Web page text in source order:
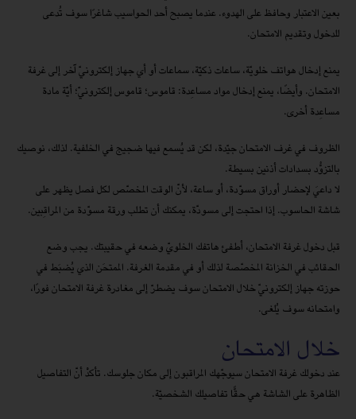
بعين الاعتبار وحافظ على الهدوء. عندما يصبح أحد الحواسيب شاغرًا سوف تُدعى
للدخول وتقديم الامتحان.
يمنع إدخال هواتف خلويّة، ساعات ذكيّة، سماعات أو أي جهاز إلكترونيّ آخر إلى غرفة
الامتحان. وأيضًا، يمنع إدخال مواد مساعِدة: قاموس؛ قاموس إلكترونيّ؛ أيّة مادة
مساعِدة أخرى.
الظروف في غرف الامتحان جيّدة، لكن قد يُسمع فيها ضجيج في الخلفية. لذلك، نوصيك
بالتزوُّد بسدادات أذنين بسيطة.
لا داعيَ لإحضار أوراق مسوّدة، أو ساعة، لأنّ الوقت المخصّص لكل فصل يظهر على
شاشة الحاسوب. إذا احتجت إلى مسودّة، يمكنك أن تطلب ورقة مسوّدة من المراقِبين.
قبل دخول غرفة الامتحان، أطفئ هاتفك الخلويّ وضعه في حقيبتك. يجب وضع
الحقائب في الخزانة المخصّصة لذلك أو في مقدمة الغرفة. الممتحَن الذي يُضبَط في
حوزته جهاز إلكترونيّ خلال الامتحان سوف يضطرّ إلى مغادرة غرفة الامتحان فورًا،
وامتحانه سوف يُلغى.
خلال الامتحان
عند دخولك غرفة الامتحان سيوجّهك المراقبون إلى مكان جلوسك. تأكدْ أنّ التفاصيل
الظاهرة على الشاشة هي حقًّا تفاصيلك الشخصيّة.